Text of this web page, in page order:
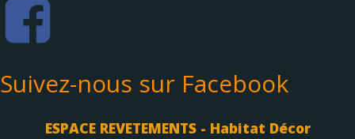
Suivez-nous sur Facebook
ESPACE REVETEMENTS - Habitat Décor